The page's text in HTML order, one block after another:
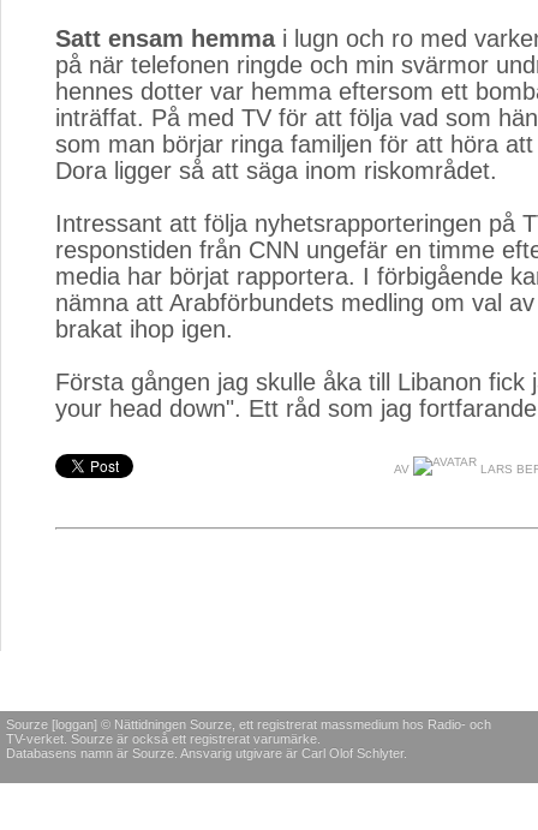
Satt ensam hemmai lugn och ro med
på när telefonen ringde och min svärmor
hennes dotter var hemma eftersom ett
inträffat. På med TV för att följa vad som
som man börjar ringa familjen för att höra
Dora ligger så att säga inom riskområdet.
Intressant att följa nyhetsrapporteringen på
responstiden från CNN ungefär en timme
media har börjat rapportera. I förbigående
nämna att Arabförbundets medling om val
brakat ihop igen.
Första gången jag skulle åka till Libanon fick
your head down". Ett råd som jag
AV LARS
Sourze [loggan] © Nättidningen Sourze, ett registrerat massmedium hos Radio- och
TV-verket. Sourze är också ett registrerat varumärke.
Databasens namn är Sourze. Ansvarig utgivare är Carl Olof Schlyter.